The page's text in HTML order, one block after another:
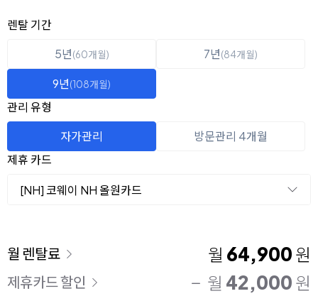
옵션 선택
렌탈 선택
렌탈 기간
5년(60개월) 7년(84개월)
9년(108개월)
관리 유형
자가관리
방문관리 4개월
제휴 카드
[NH] 코웨이 NH 올원카드
이용 요금
월 렌탈료 월 64,900 원
제휴카드 할인 월 42,000 원